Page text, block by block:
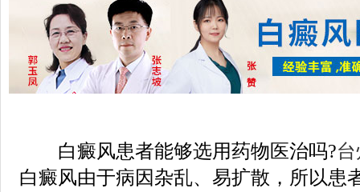
白癜风患者能够选用药物医治吗?
白癜风由于病因杂乱、易扩散，所以患